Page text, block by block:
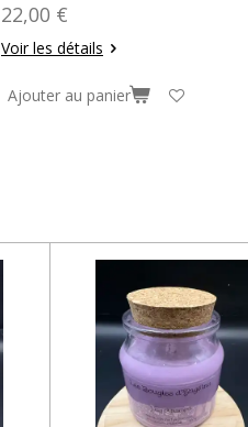
22,00 €
Voir les détails
Ajouter au panier